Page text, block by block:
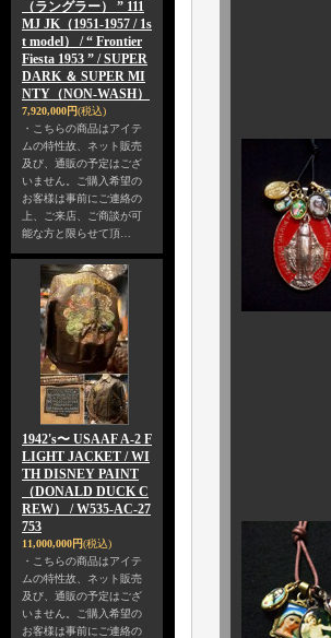
（ラングラー） ” 111
MJ JK（1951-1957 / 1s
t model） / “ Frontier
Fiesta 1953 ” / SUPER
DARK ＆ SUPER MI
NTY（NON-WASH）
7,920,000円(税込)
・こちらの商品はアイテ
ムの特性故、ネット販売
及び、通販の予定はござ
いません。ご購入希望の
お客様は事前にご連絡の
上、ご来店、ご商談が可
能な方と限らせて頂…
1942's〜 USAAF A-2 F
LIGHT JACKET / WI
TH DISNEY PAINT
（DONALD DUCK C
REW） / W535-AC-27
753
11,000,000円(税込)
・こちらの商品はアイテ
ムの特性故、ネット販売
及び、通販の予定はござ
いません。ご購入希望の
お客様は事前にご連絡の
ブラ